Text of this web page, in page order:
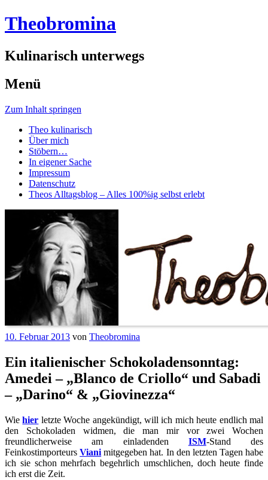
Theobromina
Kulinarisch unterwegs
Menü
Zum Inhalt springen
Theo kulinarisch
Über mich
Stöbern…
In eigener Sache
Impressum
Datenschutz
Theos Alltagsblog – Alles 100%ig selbst erlebt
10. Februar 2013 von Theobromina
Ein italienischer Schokoladensonntag:
Amedei – „Blanco de Criollo“ und Sabadi
– „Darino“ & „Giovinezza“
Wiehier letzte Woche angekündigt, will ich mich heute endlich mal
den Schokoladen widmen, die man mir vor zwei Wochen
freundlicherweise am einladenden ISM-Stand des
FeinkostimporteursViani mitgegeben hat. In den letzten Tagen habe
ich sie schon mehrfach begehrlich umschlichen, doch heute finde
ich erst die Zeit.